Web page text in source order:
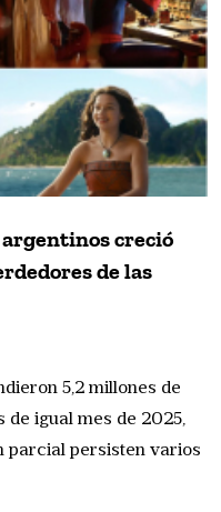
creció
de las
5,2 millones de
de igual mes de 2025,
parcial persisten varios